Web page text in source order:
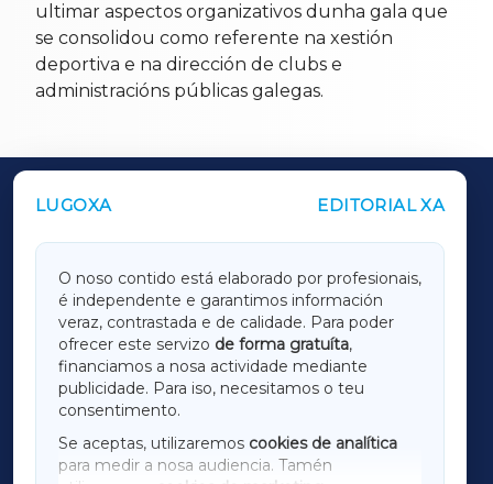
ultimar aspectos organizativos dunha gala que
se consolidou como referente na xestión
deportiva e na dirección de clubs e
administracións públicas galegas.
LUGOXA EDITORIAL XA
O noso contido está elaborado por profesionais,
é independente e garantimos información
veraz, contrastada e de calidade. Para poder
ofrecer este servizo de forma gratuíta,
financiamos a nosa actividade mediante
publicidade. Para iso, necesitamos o teu
consentimento.
Se aceptas, utilizaremos cookies de analítica
para medir a nosa audiencia. Tamén
OUTROS PERIÓDICOS
LUGOXA
TERRACHAXA